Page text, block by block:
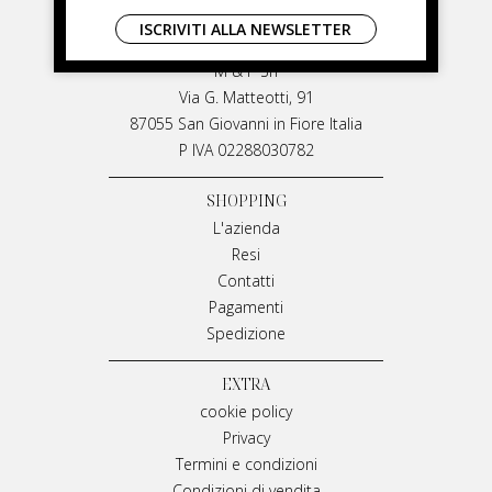
LIVIANA MIRARCHI
M & P Srl
Via G. Matteotti, 91
87055 San Giovanni in Fiore Italia
P IVA 02288030782
SHOPPING
L'azienda
Resi
Contatti
Pagamenti
Spedizione
EXTRA
cookie policy
Privacy
Termini e condizioni
ISCRIVITI ALLA NEWSLETTER